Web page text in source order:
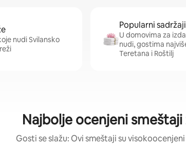
nudi Svilansko
Popularni
U domovima za
nudi, gostima
Teretana i Roštilj
Najbolje ocenjeni
Gosti se slažu: Ovi smeštaji su